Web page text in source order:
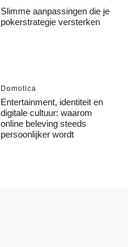
Slimme aanpassingen die je
pokerstrategie versterken
Domotica
Entertainment, identiteit en
digitale cultuur: waarom
online beleving steeds
persoonlijker wordt